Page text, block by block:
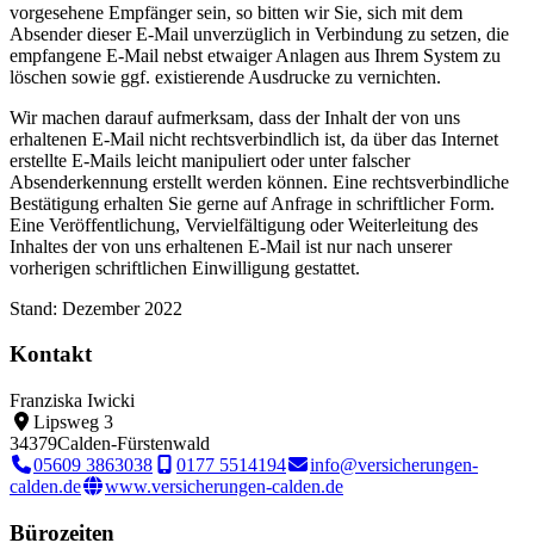
vorgesehene Empfänger sein, so bitten wir Sie, sich mit dem
Absender dieser E-Mail unverzüglich in Verbindung zu setzen, die
empfangene E-Mail nebst etwaiger Anlagen aus Ihrem System zu
löschen sowie ggf. existierende Ausdrucke zu vernichten.
Wir machen darauf aufmerksam, dass der Inhalt der von uns
erhaltenen E-Mail nicht rechtsverbindlich ist, da über das Internet
erstellte E-Mails leicht manipuliert oder unter falscher
Absenderkennung erstellt werden können. Eine rechtsverbindliche
Bestätigung erhalten Sie gerne auf Anfrage in schriftlicher Form.
Eine Veröffentlichung, Vervielfältigung oder Weiterleitung des
Inhaltes der von uns erhaltenen E-Mail ist nur nach unserer
vorherigen schriftlichen Einwilligung gestattet.
Stand: Dezember 2022
Kontakt
Franziska Iwicki
Lipsweg 3
34379Calden-Fürstenwald
05609 3863038
0177 5514194
info@versicherungen-
calden.de
www.versicherungen-calden.de
Bürozeiten